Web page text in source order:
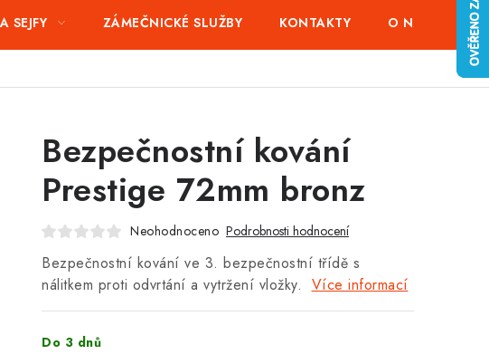
SEJFY ZÁMEČNICKÉ SLUŽBY KONTAKTY O NÁS
Bezpečnostní kování
Prestige 72mm bronz
Neohodnoceno Podrobnosti hodnocení
Bezpečnostní kování ve 3. bezpečnostní třídě s
nálitkem proti odvrtání a vytržení vložky. Více informací
Do 3 dnů